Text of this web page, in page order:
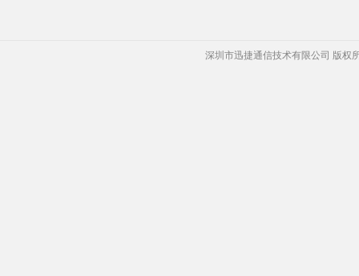
深圳市迅捷通信技术有限公司 版权